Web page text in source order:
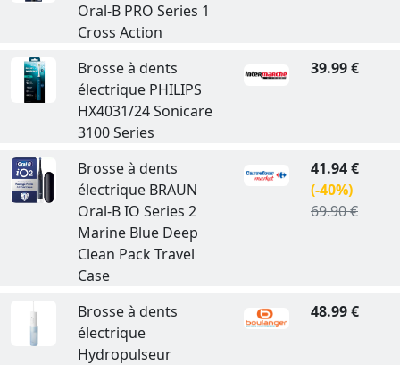
Oral-B PRO Series 1
Cross Action
Brosse à dents
électrique PHILIPS
HX4031/24 Sonicare
3100 Series
39.99 €
Brosse à dents
électrique BRAUN
Oral-B IO Series 2
Marine Blue Deep
Clean Pack Travel
Case
41.94 €
(-40%)
69.90 €
Brosse à dents
électrique
Hydropulseur
48.99 €